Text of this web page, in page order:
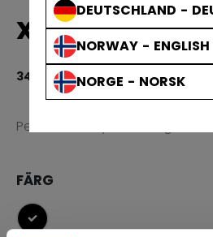
DEUTSCHLAND -
NORWAY - ENGLISH
NORGE - NORSK
X30
349,00 kr
Perfekt halsskydd för dig som
FÄRG
selected